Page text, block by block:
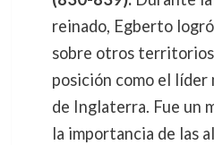
reinado, Egberto
sobre otros
posición como el líder
de Inglaterra. Fue un
la importancia de las